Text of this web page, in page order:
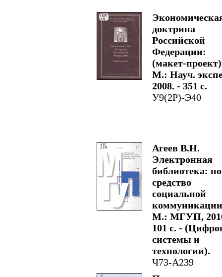
доктрина
Российской
Федерации:
(макет-
М.: Науч.
2008. - 351 с.
У9(2Р)-Э40
Агеев В.Н.
Электронная
библиотека:
средство
социальной
М.: МГУП,
101 с. -
системы и
технологии).
Ч73-А239